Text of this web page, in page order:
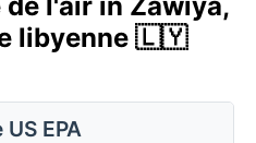
libyenne 🇱🇾
EPA